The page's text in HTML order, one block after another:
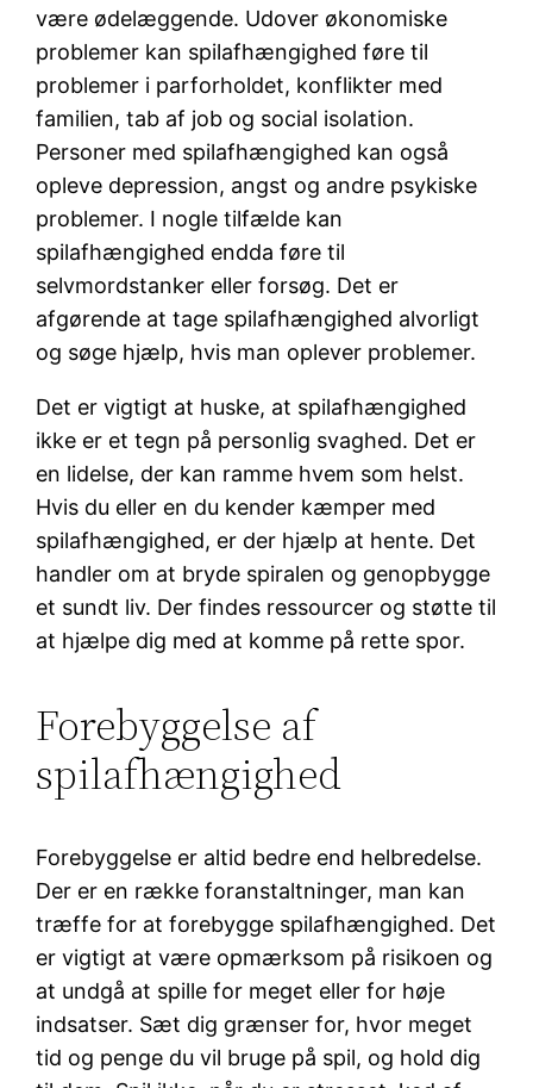
være ødelæggende. Udover økonomiske
problemer kan spilafhængighed føre til
problemer i parforholdet, konflikter med
familien, tab af job og social isolation.
Personer med spilafhængighed kan også
opleve depression, angst og andre psykiske
problemer. I nogle tilfælde kan
spilafhængighed endda føre til
selvmordstanker eller forsøg. Det er
afgørende at tage spilafhængighed alvorligt
og søge hjælp, hvis man oplever problemer.
Det er vigtigt at huske, at spilafhængighed
ikke er et tegn på personlig svaghed. Det er
en lidelse, der kan ramme hvem som helst.
Hvis du eller en du kender kæmper med
spilafhængighed, er der hjælp at hente. Det
handler om at bryde spiralen og genopbygge
et sundt liv. Der findes ressourcer og støtte til
at hjælpe dig med at komme på rette spor.
Forebyggelse af
spilafhængighed
Forebyggelse er altid bedre end helbredelse.
Der er en række foranstaltninger, man kan
træffe for at forebygge spilafhængighed. Det
er vigtigt at være opmærksom på risikoen og
at undgå at spille for meget eller for høje
indsatser. Sæt dig grænser for, hvor meget
tid og penge du vil bruge på spil, og hold dig